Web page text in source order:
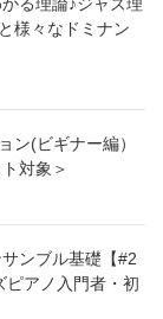
様々なドミナン
ン(ビギナー編）
対象＞
ンブル基礎【#2
ピアノ入門者・初